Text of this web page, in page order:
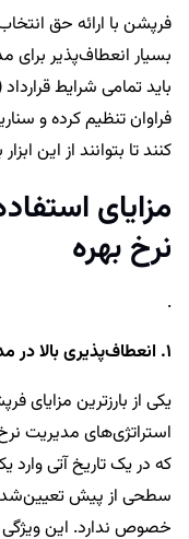
فرپشن با ارائه حق
بسیار انعطاف‌پذیر
باید تمامی شرایط
فراوان تنظیم کرده و
کنند تا بتوانند از این
مزایای
نرخ بهره
یکی از بارزترین مزایای
استراتژی‌های مدیریت
که در یک تاریخ آتی وارد
سطحی از پیش تعیین‌شده
خصوص ندارد. این ویژگی